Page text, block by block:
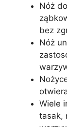
Nóż
bez
Nóż
Wiele
tasak,